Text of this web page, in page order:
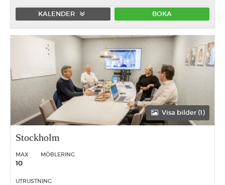
KALENDER BOKA
Förmiddag Eftermiddag Heldag
Visa bilder (1)
Stockholm
MAX
10
MÖBLERING
UTRUSTNING